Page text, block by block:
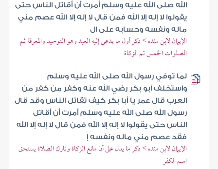
الله صلى الله عليه وسلم أمرت أن أقاتل الناس حتى
يقولوا لا إله إلا الله فمن قال لا إله إلا الله عصم مني
ماله ونفسه وحسابه على ال
الإيمان لابن منده > ذكر أول ما يدعى إليه العبد وهو التوحيد والمعرفة ثم
الصلوات الخمس ثم الزكاة
لما توفي رسول الله صلى الله عليه وسلم
واستخلف أبو بكر رضي الله عنه وكفر من كفر من
العرب قال عمر يا أبا بكر كيف تقاتل الناس وقد قال
رسول الله صلى الله عليه وسلم أمرت أن أقاتل
الناس حتى يقولوا لا إله إلا الله فمن قال لا إله إلا الله
فقد عصم مني ماله ونفسه إ
الإيمان لابن منده > ذكر ما يدل على أن مانع الزكاة وتارك الصلاة يستحق
اسم الكفر